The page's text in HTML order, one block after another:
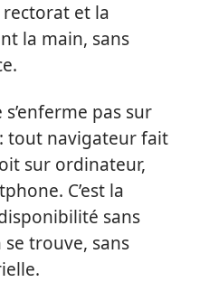
et la
la main, sans
pas sur
tout navigateur fait
sur ordinateur,
C’est la
sans
se trouve, sans